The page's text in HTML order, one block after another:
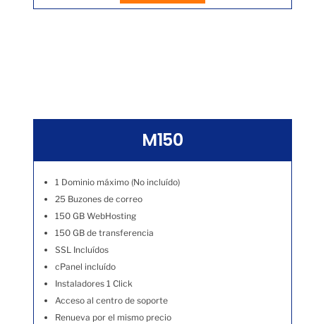
M150
1 Dominio máximo (No incluído)
25 Buzones de correo
150 GB WebHosting
150 GB de transferencia
SSL Incluídos
cPanel incluído
Instaladores 1 Click
Acceso al centro de soporte
Renueva por el mismo precio